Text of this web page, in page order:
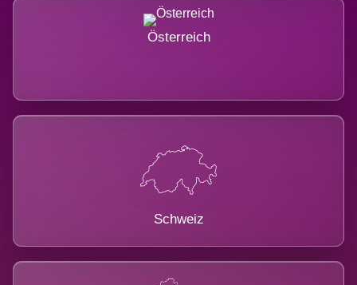
Österreich
Schweiz